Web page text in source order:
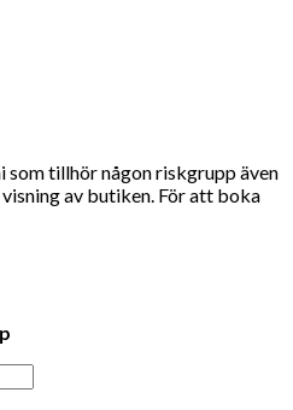
tillhör någon riskgrupp även
av butiken. För att boka